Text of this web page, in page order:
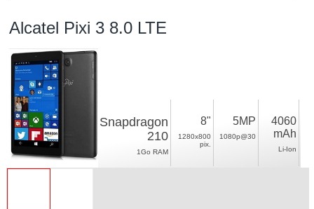
Alcatel Pixi 3 8.0 LTE
Snapdragon
210
1Go RAM
8"
1280x800
pix.
5MP
1080p@30
4060
mAh
Li-Ion